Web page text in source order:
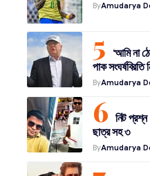
ByAmudarya
‘আমি না
পাক সংঘর্ষবিরতি
ByAmudarya
নিট
ছাত্র সহ ৩
ByAmudarya